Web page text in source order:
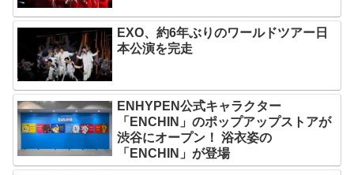
EXO、約6年ぶりのワールドツアー日
本公演を完走
ENHYPEN公式キャラクター
「ENCHIN」のポップアップストアが
渋谷にオープン！ 浴衣姿の
「ENCHIN」が登場